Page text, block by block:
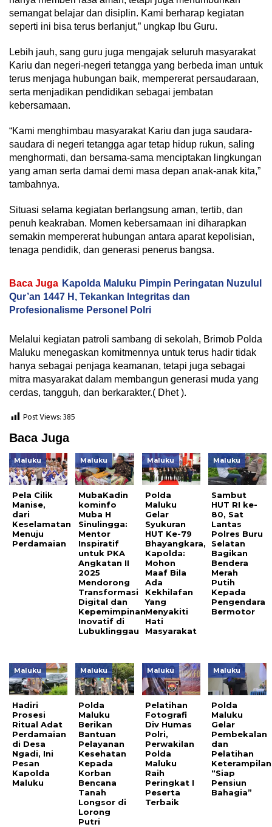
semangat belajar dan disiplin. Kami berharap kegiatan
seperti ini bisa terus berlanjut,” ungkap Ibu Guru.
Lebih jauh, sang guru juga mengajak seluruh masyarakat
Kariu dan negeri-negeri tetangga yang berbeda iman untuk
terus menjaga hubungan baik, mempererat persaudaraan,
serta menjadikan pendidikan sebagai jembatan
kebersamaan.
“Kami menghimbau masyarakat Kariu dan juga saudara-
saudara di negeri tetangga agar tetap hidup rukun, saling
menghormati, dan bersama-sama menciptakan lingkungan
yang aman serta damai demi masa depan anak-anak kita,”
tambahnya.
Situasi selama kegiatan berlangsung aman, tertib, dan
penuh keakraban. Momen kebersamaan ini diharapkan
semakin mempererat hubungan antara aparat kepolisian,
tenaga pendidik, dan generasi penerus bangsa.
Baca Juga Kapolda Maluku Pimpin Peringatan Nuzulul
Qur’an 1447 H, Tekankan Integritas dan
Profesionalisme Personel Polri
Melalui kegiatan patroli sambang di sekolah, Brimob Polda
Maluku menegaskan komitmennya untuk terus hadir tidak
hanya sebagai penjaga keamanan, tetapi juga sebagai
mitra masyarakat dalam membangun generasi muda yang
cerdas, tangguh, dan berkarakter.( Dhet ).
Post Views:385
Baca Juga
Maluku
Pela Cilik
Manise,
dari
Keselamatan
Menuju
Perdamaian
Maluku
MubaKadin
kominfo
Muba H
Sinulingga:
Mentor
Inspiratif
untuk PKA
Angkatan II
2025
Mendorong
Transformasi
Digital dan
Kepemimpinan
Inovatif di
Lubuklinggau
Maluku
Polda
Maluku
Gelar
Syukuran
HUT Ke-79
Bhayangkara,
Kapolda:
Mohon
Maaf Bila
Ada
Kekhilafan
Yang
Menyakiti
Hati
Masyarakat
Maluku
Sambut
HUT RI ke-
80, Sat
Lantas
Polres Buru
Selatan
Bagikan
Bendera
Merah
Putih
Kepada
Pengendara
Bermotor
Maluku
Hadiri
Prosesi
Ritual Adat
Perdamaian
di Desa
Ngadi, Ini
Pesan
Kapolda
Maluku
Maluku
Polda
Maluku
Berikan
Bantuan
Pelayanan
Kesehatan
Kepada
Korban
Bencana
Tanah
Longsor di
Lorong
Putri
Maluku
Pelatihan
Fotografi
Div Humas
Polri,
Perwakilan
Polda
Maluku
Raih
Peringkat I
Peserta
Terbaik
Maluku
Polda
Maluku
Gelar
Pembekalan
dan
Pelatihan
Keterampilan
“Siap
Pensiun
Bahagia”